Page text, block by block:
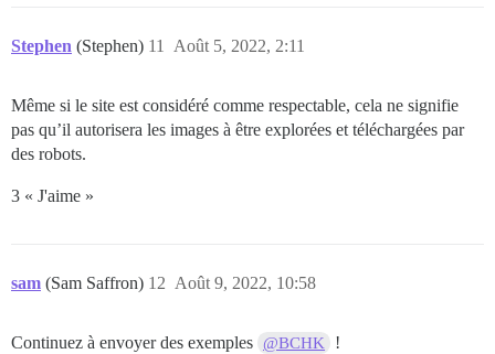
Stephen (Stephen) Août 5, 2022, 2:11
11
Même si le site est considéré comme respectable, cela ne signifie
pas qu’il autorisera les images à être explorées et téléchargées par
des robots.
3 « J'aime »
sam (Sam Saffron) Août 9, 2022, 10:58
12
Continuez à envoyer des exemples @BCHK !